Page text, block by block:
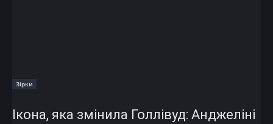
Зірки
Ікона, яка змінила Голлівуд: Анджеліні